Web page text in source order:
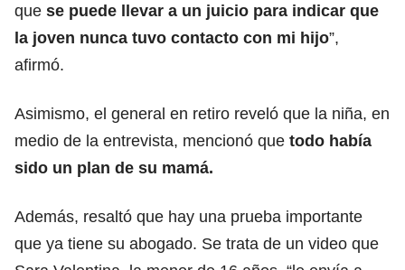
que se puede llevar a un juicio para indicar que
la joven nunca tuvo contacto con mi hijo”,
afirmó.
Asimismo, el general en retiro reveló que la niña, en
medio de la entrevista, mencionó que todo había
sido un plan de su mamá.
Además, resaltó que hay una prueba importante
que ya tiene su abogado. Se trata de un video que